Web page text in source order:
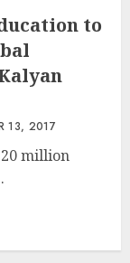
to
13, 2017
million